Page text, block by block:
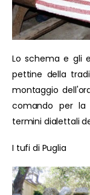
Lo schema e gli
pettine della
montaggio
comando per la
termini dialettali
I tufi di Puglia